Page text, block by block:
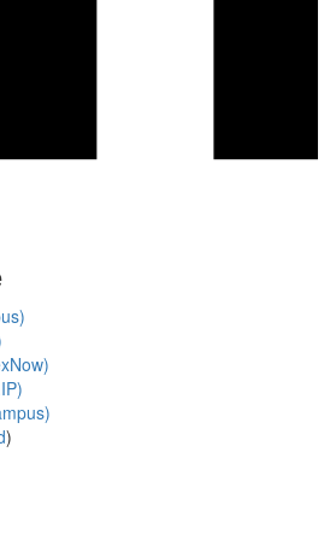
)